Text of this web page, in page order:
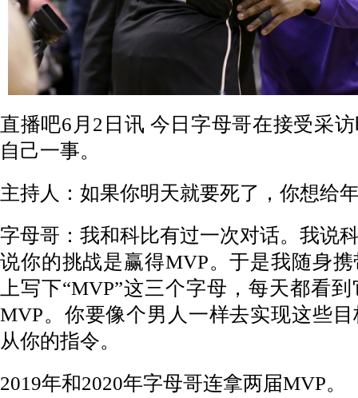
直播吧6月2日讯 今日字母哥在接受采
自己一事。
主持人：如果你明天就要死了，你想给
字母哥：我和科比有过一次对话。我说
说你的挑战是赢得MVP。于是我随身
上写下“MVP”这三个字母，每天都看
MVP。你要像个男人一样去实现这些
从你的指令。
2019年和2020年字母哥连拿两届MVP。